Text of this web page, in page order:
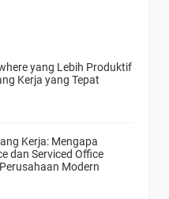
yang Lebih Produktif
Kerja yang Tepat
Kerja: Mengapa
dan Serviced Office
Modern